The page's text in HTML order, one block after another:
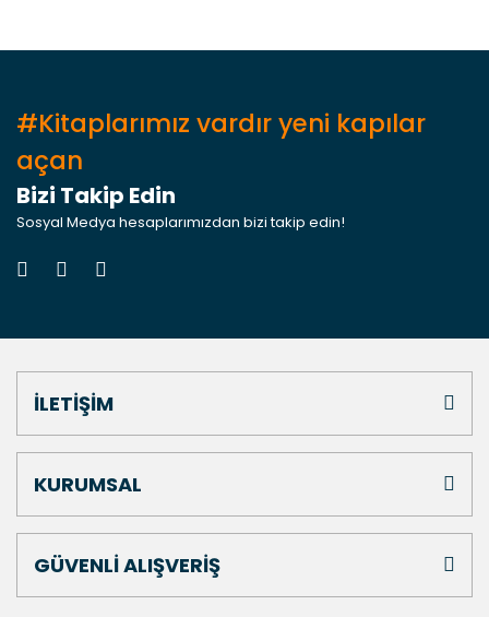
#Kitaplarımız vardır yeni kapılar
açan
Bizi Takip Edin
Sosyal Medya hesaplarımızdan bizi takip edin!
İLETİŞİM
KURUMSAL
GÜVENLİ ALIŞVERİŞ